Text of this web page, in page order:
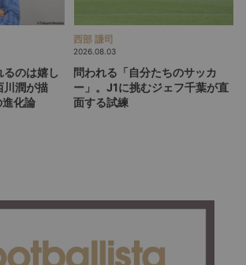
るのは嬉し
川潤が描
化論
西部 謙司
2026.08.03
問われる「自分たちのサッカ
ー」。J1に挑むジェフ千葉が直
面する試練